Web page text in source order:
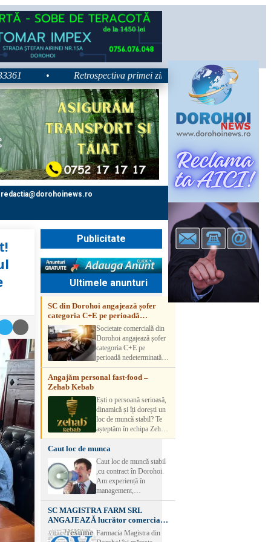
Retrospectiva primei zile la Zilele Nordului 2026:
redactia@dorohoinews.ro
Publicitate
Ultimele anunturi
SC din Dorohoi angajează șofer
categoria C+E pe perioadă
nedeterminatăSocietate comercială din
Dorohoi angajează șofer
categoria C+E pe
perioadă nedeterminată.
Candidatul trebuie să
aibă experiență și atestat
detalii, vă rog să sunați la
numărul de telefon.
Angajăm personal fast-food –
Zehab Kebab
Ești o persoană serioasă,
dinamică și îți dorești un
loc de muncă stabil? Te
așteptăm în echipa Zehab
Kebab! Posturi
disponibile: -
SHAORMAR AJUTOR
BUCATAR 2/posturi -
LUCRATOR
COMERCIAL
VANZATOR /2 posturi
OFERIM : Contract de
muncă Program flexibil
Salariu motivant, în
funcție de experienț
Caut loc de munca
Caut loc de muncă stabil
,cu contract în Dorohoi.
Am experiență în
management,
contabilitate, ospătărie .
Rog seriozitate
SC MAGISTRA FARM SRL
ANGAJEAZĂ lucrător comercial –
DOROHOI
Farmacia Magistra din